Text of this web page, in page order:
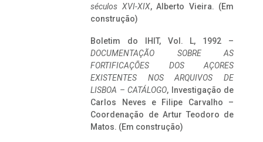
séculos XVI-XIX, Alberto Vieira. (Em
construção)
Boletim do IHIT, Vol. L, 1992 –
DOCUMENTAÇÃO SOBRE AS
FORTIFICAÇÕES DOS AÇORES
EXISTENTES NOS ARQUIVOS DE
LISBOA – CATÁLOGO, Investigação de
Carlos Neves e Filipe Carvalho –
Coordenação de Artur Teodoro de
Matos. (Em construção)